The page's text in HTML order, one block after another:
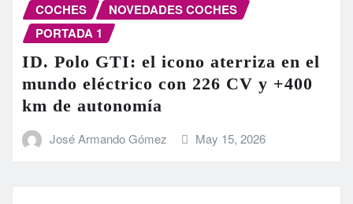
COCHES
NOVEDADES COCHES
PORTADA 1
ID. Polo GTI: el icono aterriza en el
mundo eléctrico con 226 CV y +400
km de autonomía
José Armando Gómez May 15, 2026